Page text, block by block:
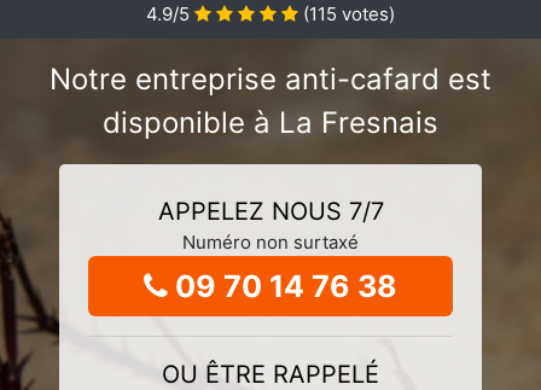
4.9/5
(115 votes)
Notre entreprise anti-cafard est
disponible à La Fresnais
APPELEZ NOUS 7/7
Numéro non surtaxé
09 70 14 76 38
OU ÊTRE RAPPELÉ